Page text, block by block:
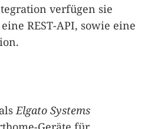
verfügen sie
REST-API, sowie eine
Elgato Systems